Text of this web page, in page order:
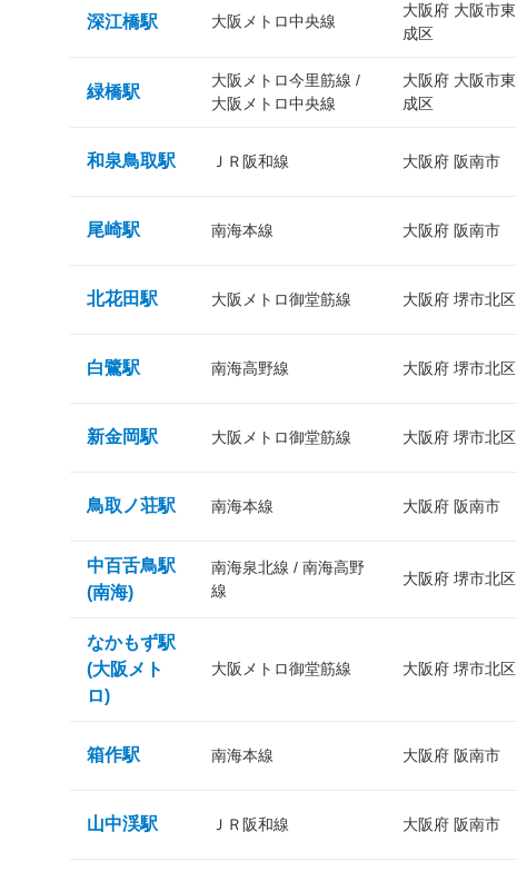
深江橋駅 大阪メトロ中央線
大阪府 大阪市東
成区
緑橋駅
大阪メトロ今里筋線 /
大阪メトロ中央線
大阪府 大阪市東
成区
和泉鳥取駅 ＪＲ阪和線 大阪府 阪南市
尾崎駅 南海本線 大阪府 阪南市
北花田駅 大阪メトロ御堂筋線 大阪府 堺市北区
白鷺駅 南海高野線 大阪府 堺市北区
新金岡駅 大阪メトロ御堂筋線 大阪府 堺市北区
鳥取ノ荘駅 南海本線 大阪府 阪南市
中百舌鳥駅
(南海)
南海泉北線 / 南海高野
線
大阪府 堺市北区
なかもず駅
(大阪メト
ロ)
大阪メトロ御堂筋線 大阪府 堺市北区
箱作駅 南海本線 大阪府 阪南市
山中渓駅 ＪＲ阪和線 大阪府 阪南市